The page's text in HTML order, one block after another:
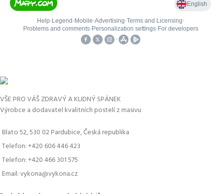
VŠE PRO VÁŠ ZDRAVÝ A KLIDNÝ SPÁNEK
Výrobce a dodavatel kvalitních postelí z masivu
Blato 52, 530 02 Pardubice, Česká republika
Telefon: +420 606 446 423
Telefon: +420 466 301 575
Email: vykona@vykona.cz